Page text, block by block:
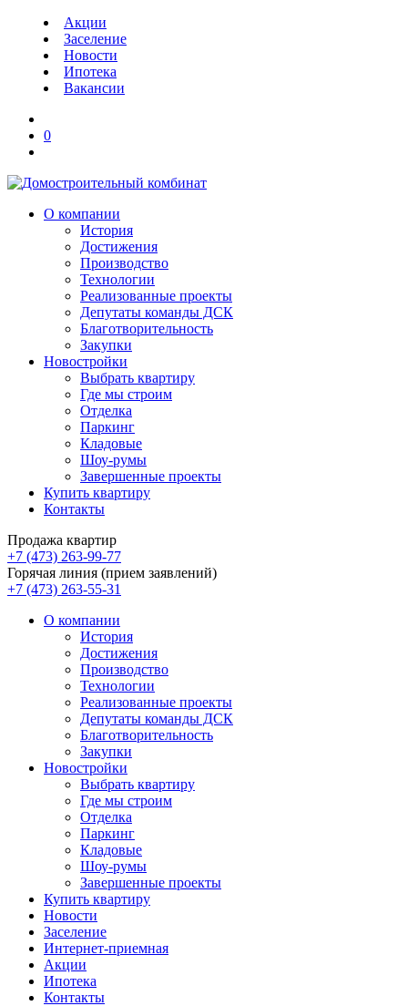
Акции
Заселение
Новости
Ипотека
Вакансии
0
О компании
История
Достижения
Производство
Технологии
Реализованные проекты
Депутаты команды ДСК
Благотворительность
Закупки
Новостройки
Выбрать квартиру
Где мы строим
Отделка
Паркинг
Кладовые
Шоу-румы
Завершенные проекты
Купить квартиру
Контакты
Продажа квартир
+7 (473) 263-99-77
Горячая линия (прием заявлений)
+7 (473) 263-55-31
О компании
История
Достижения
Производство
Технологии
Реализованные проекты
Депутаты команды ДСК
Благотворительность
Закупки
Новостройки
Выбрать квартиру
Где мы строим
Отделка
Паркинг
Кладовые
Шоу-румы
Завершенные проекты
Купить квартиру
Новости
Заселение
Интернет-приемная
Акции
Ипотека
Контакты